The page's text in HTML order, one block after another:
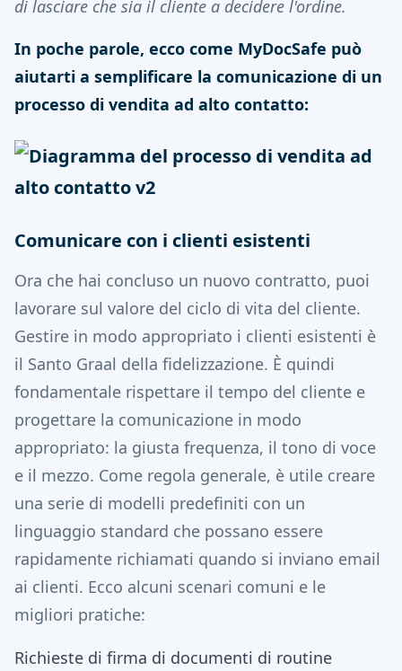
di lasciare che sia il cliente a decidere l'ordine.
In poche parole, ecco come MyDocSafe può
aiutarti a semplificare la comunicazione di un
processo di vendita ad alto contatto:
Comunicare con i clienti esistenti
Ora che hai concluso un nuovo contratto, puoi
lavorare sul valore del ciclo di vita del cliente.
Gestire in modo appropriato i clienti esistenti è
il Santo Graal della fidelizzazione. È quindi
fondamentale rispettare il tempo del cliente e
progettare la comunicazione in modo
appropriato: la giusta frequenza, il tono di voce
e il mezzo. Come regola generale, è utile creare
una serie di modelli predefiniti con un
linguaggio standard che possano essere
rapidamente richiamati quando si inviano email
ai clienti. Ecco alcuni scenari comuni e le
migliori pratiche:
Richieste di firma di documenti di routine